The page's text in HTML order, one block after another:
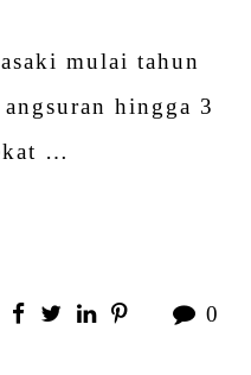
mulai tahun
hingga 3
…
0